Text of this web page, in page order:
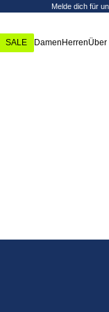
Meldedich für
SALE DamenHerrenÜber